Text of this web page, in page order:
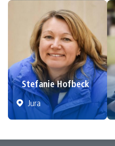
Stefanie Hofbeck
Jura